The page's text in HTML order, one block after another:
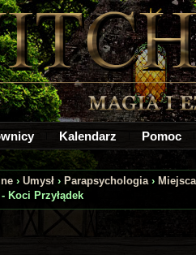
Kalendarz Pomoc
› Umysł › Parapsychologia›
Koci Przyłądek